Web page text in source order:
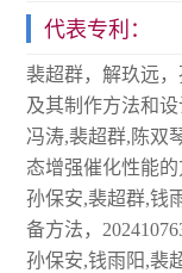
代表专利：
裴超群，解玖远
及其制作方法和设
冯涛,裴超群,陈双
态增强催化性能的
孙保安,裴超群,钱
备方法，
孙保安,钱雨阳,裴